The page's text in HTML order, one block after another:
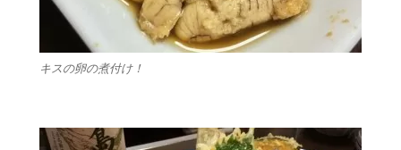
キスの卵の煮付け！